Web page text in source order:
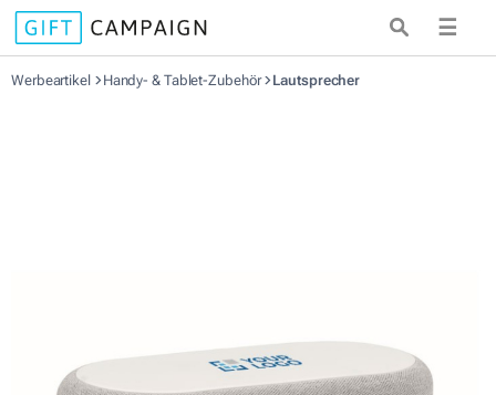
☰
Werbeartikel Handy- & Tablet-Zubehör Lautsprecher